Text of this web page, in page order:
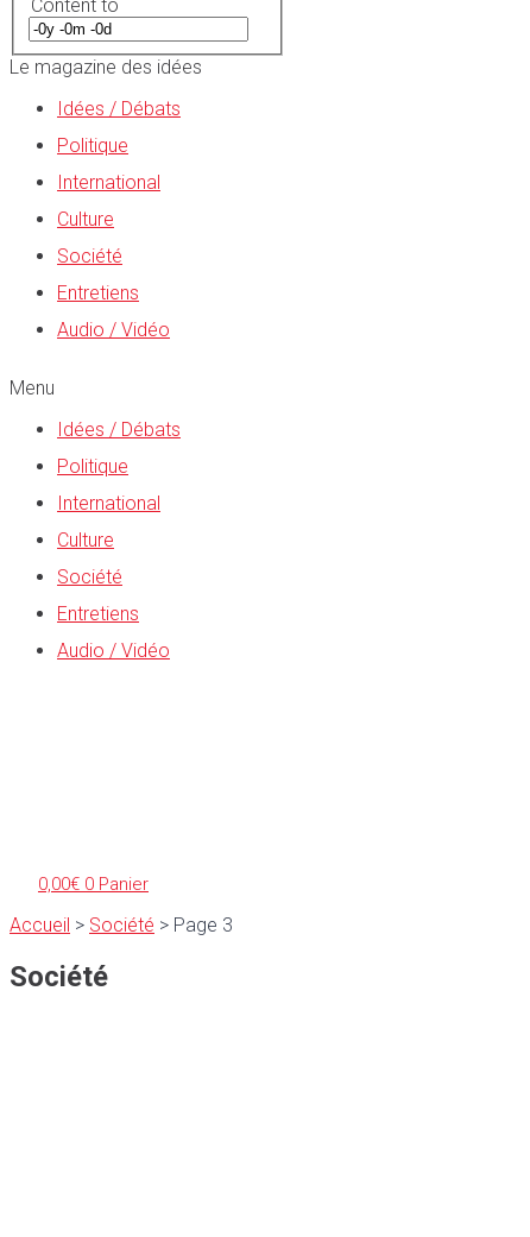
Content to
Le magazine des idées
Idées / Débats
Politique
International
Culture
Société
Entretiens
Audio / Vidéo
Menu
Idées / Débats
Politique
International
Culture
Société
Entretiens
Audio / Vidéo
0,00€ 0 Panier
Accueil > Société > Page 3
Société